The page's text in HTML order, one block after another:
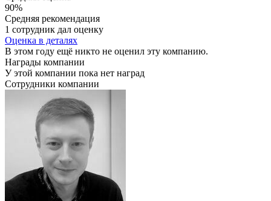
90%
Средняя рекомендация
1 сотрудник дал оценку
Оценка в деталях
В этом году ещё никто не оценил эту компанию.
Награды компании
У этой компании пока нет наград
Сотрудники компании